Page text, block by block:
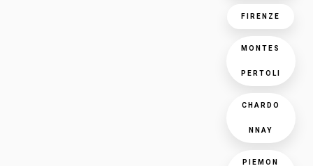
FIRENZE
MONTES
PERTOLI
CHARDO
NNAY
PIEMON